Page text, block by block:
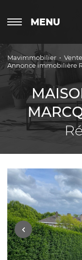
MENU
Mavimmobilier Vente
Annonce immobilière